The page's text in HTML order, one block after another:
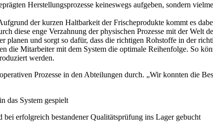
Herstellungsprozesse keineswegs aufgeben, sondern
der kurzen Haltbarkeit der Frischeprodukte kommt es
diese enge Verzahnung der physischen Prozesse mit der Welt
planen und sorgt so dafür, dass die richtigen Rohstoffe in der
die Mitarbeiter mit dem System die optimale Reihenfolge. So
werden.
Prozesse in den Abteilungen durch. „Wir konnten die
das System gespielt
erfolgreich bestandener Qualitätsprüfung ins Lager gebucht